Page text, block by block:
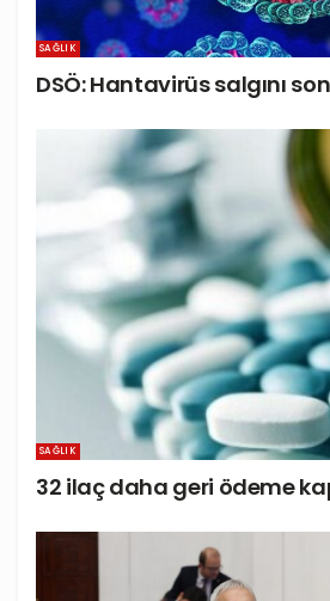
SAĞLIK
DSÖ: Hantavirüs salgını
SAĞLIK
32 ilaç daha geri ödeme